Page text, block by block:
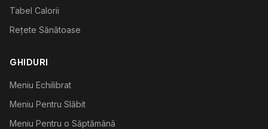
Tabel Calorii
Rețete Sănătoase
GHIDURI
Meniu Echilibrat
Meniu Pentru Slăbit
Meniu Pentru o Săptămână